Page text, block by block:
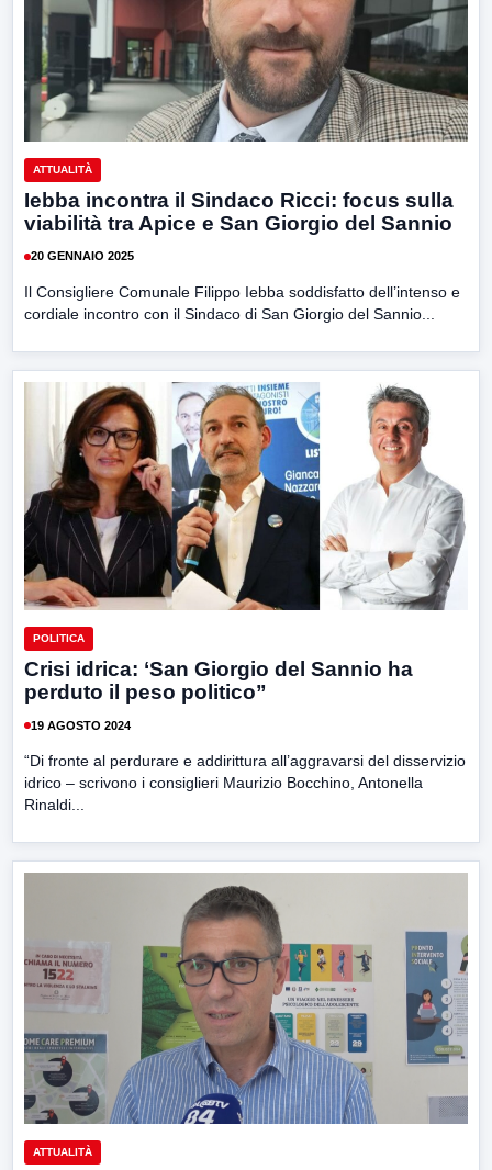
ATTUALITÀ
Iebba incontra il Sindaco Ricci: focus sulla
viabilità tra Apice e San Giorgio del Sannio
20 GENNAIO 2025
Il Consigliere Comunale Filippo Iebba soddisfatto dell’intenso e
cordiale incontro con il Sindaco di San Giorgio del Sannio...
POLITICA
Crisi idrica: ‘San Giorgio del Sannio ha
perduto il peso politico”
19 AGOSTO 2024
“Di fronte al perdurare e addirittura all’aggravarsi del disservizio
idrico – scrivono i consiglieri Maurizio Bocchino, Antonella
Rinaldi...
ATTUALITÀ